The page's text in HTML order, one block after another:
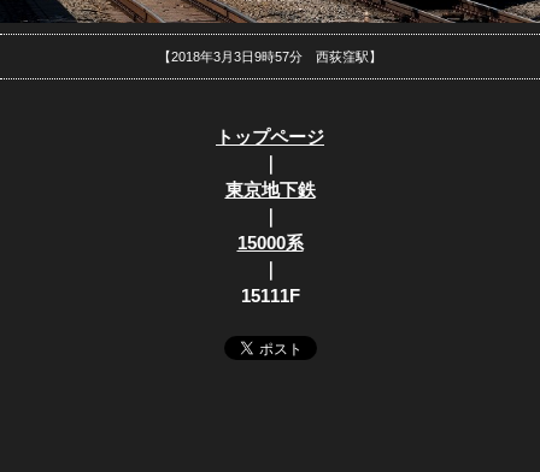
【2018年3月3日9時57分 西荻窪駅】
トップページ
｜
東京地下鉄
｜
15000系
｜
15111F